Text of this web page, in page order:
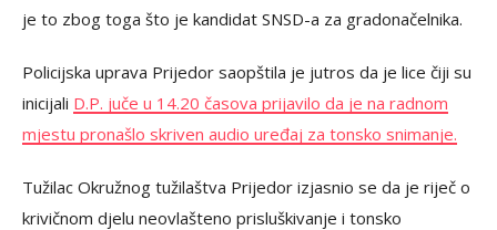
je to zbog toga što je kandidat SNSD-a za gradonačelnika.
Policijska uprava Prijedor saopštila je jutros da je lice čiji su
inicijali D.P. juče u 14.20 časova prijavilo da je na radnom
mjestu pronašlo skriven audio uređaj za tonsko snimanje.
Tužilac Okružnog tužilaštva Prijedor izjasnio se da je riječ o
krivičnom djelu neovlašteno prisluškivanje i tonsko